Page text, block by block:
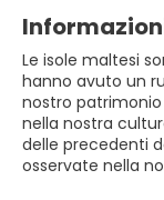
Le isole maltesi
hanno avuto un
nostro
nella nostra
delle precedenti
osservate nella